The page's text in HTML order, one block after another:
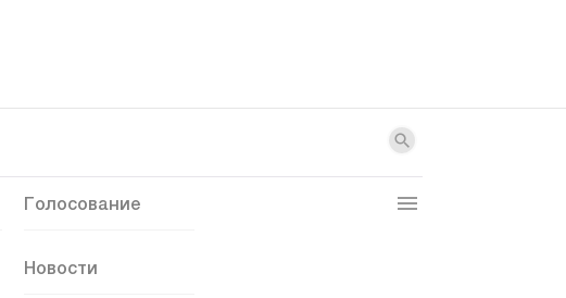
Голосование
Новости